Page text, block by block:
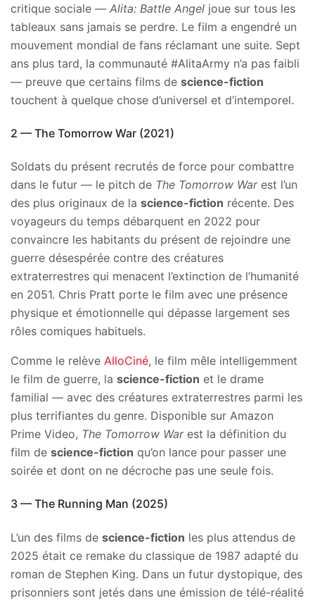
critique sociale — Alita: Battle Angel joue sur tous les
tableaux sans jamais se perdre. Le film a engendré un
mouvement mondial de fans réclamant une suite. Sept
ans plus tard, la communauté #AlitaArmy n’a pas faibli
— preuve que certains films de science-fiction
touchent à quelque chose d’universel et d’intemporel.
2 — The Tomorrow War (2021)
Soldats du présent recrutés de force pour combattre
dans le futur — le pitch de The Tomorrow Warest l’un
des plus originaux de la science-fiction récente. Des
voyageurs du temps débarquent en 2022 pour
convaincre les habitants du présent de rejoindre une
guerre désespérée contre des créatures
extraterrestres qui menacent l’extinction de l’humanité
en 2051. Chris Pratt porte le film avec une présence
physique et émotionnelle qui dépasse largement ses
rôles comiques habituels.
Comme le relève AlloCiné, le film mêle intelligemment
le film de guerre, la science-fiction et le drame
familial — avec des créatures extraterrestres parmi les
plus terrifiantes du genre. Disponible sur Amazon
Prime Video, The Tomorrow Warest la définition du
film de science-fiction qu’on lance pour passer une
soirée et dont on ne décroche pas une seule fois.
3 — The Running Man (2025)
L’un des films de science-fiction les plus attendus de
2025 était ce remake du classique de 1987 adapté du
roman de Stephen King. Dans un futur dystopique, des
prisonniers sont jetés dans une émission de télé-réalité